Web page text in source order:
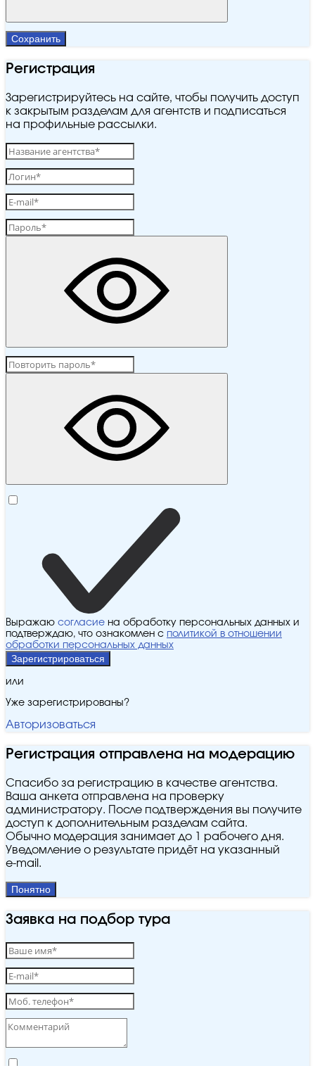
Сохранить
Регистрация
Зарегистрируйтесь на сайте, чтобы получить доступ
к закрытым разделам для агентств и подписаться
на профильные рассылки.
Выражаю согласие на обработку персональных данных и
подтверждаю, что ознакомлен с политикой в отношении
обработки персональных данных
Зарегистрироваться
или
Уже зарегистрированы?
Авторизоваться
Регистрация отправлена на модерацию
Спасибо за регистрацию в качестве агентства.
Ваша анкета отправлена на проверку
администратору. После подтверждения вы получите
доступ к дополнительным разделам сайта.
Обычно модерация занимает до 1 рабочего дня.
Уведомление о результате придёт на указанный
e‑mail.
Понятно
Заявка на подбор тура